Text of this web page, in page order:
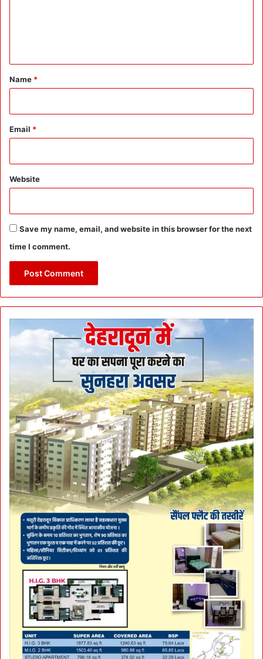
*
Name *
Email *
Website
Save my name, email, and website in this browser for the next
time I comment.